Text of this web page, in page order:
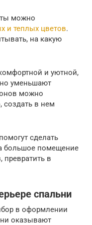
можно
и теплых цветов.
на какую
и уютной,
уменьшают
можно
создать в нем
сделать
большое помещение
в
спальни
в оформлении
оказывают